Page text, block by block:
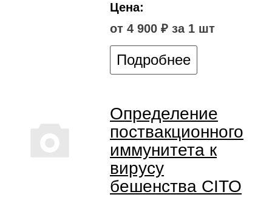
Цена:
от 4 900 ₽ за 1 шт
Подробнее
Определение
поствакционного
иммунитета к
вирусу
бешенства CITO